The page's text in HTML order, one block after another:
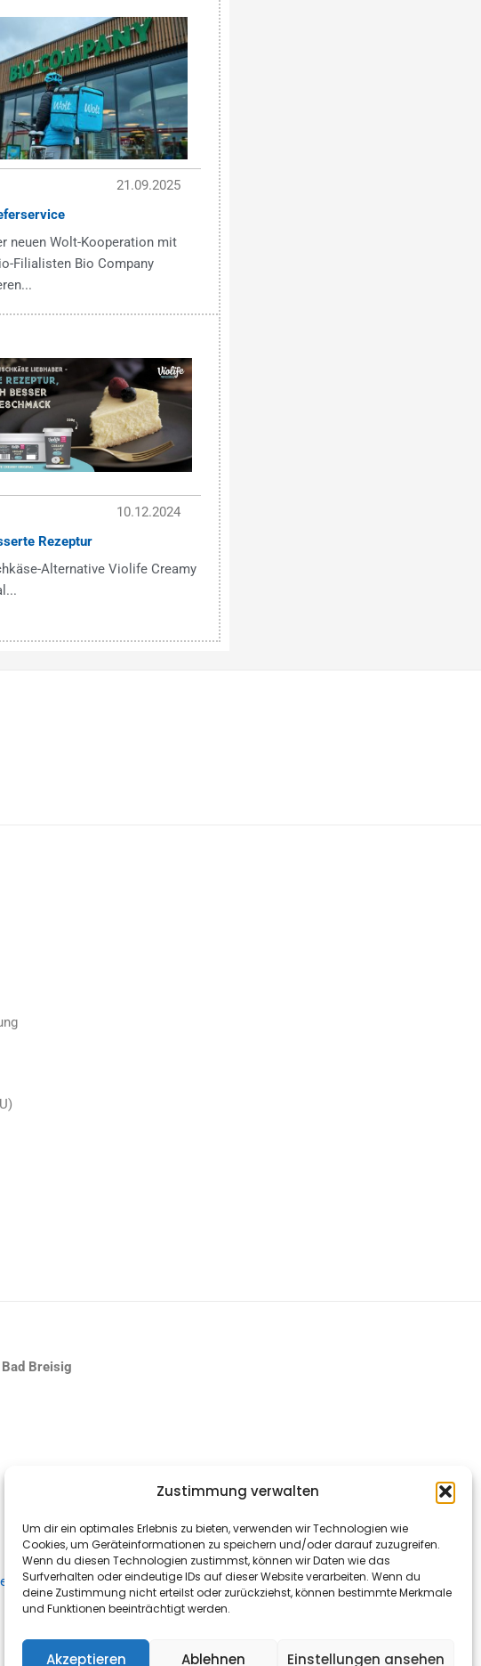
Zustimmung verwalten
Um dir ein optimales Erlebnis zu bieten, verwenden wir Technologien wie
Cookies, um Geräteinformationen zu speichern und/oder darauf zuzugreifen.
Wenn du diesen Technologien zustimmst, können wir Daten wie das
Surfverhalten oder eindeutige IDs auf dieser Website verarbeiten. Wenn du
deine Zustimmung nicht erteilst oder zurückziehst, können bestimmte Merkmale
und Funktionen beeinträchtigt werden.
Akzeptieren Ablehnen Einstellungen ansehen
21.09.2025
neuen Wolt-Kooperation mit
Filialisten Bio Company
10.12.2024
Rezeptur
Alternative Violife Creamy
Breisig